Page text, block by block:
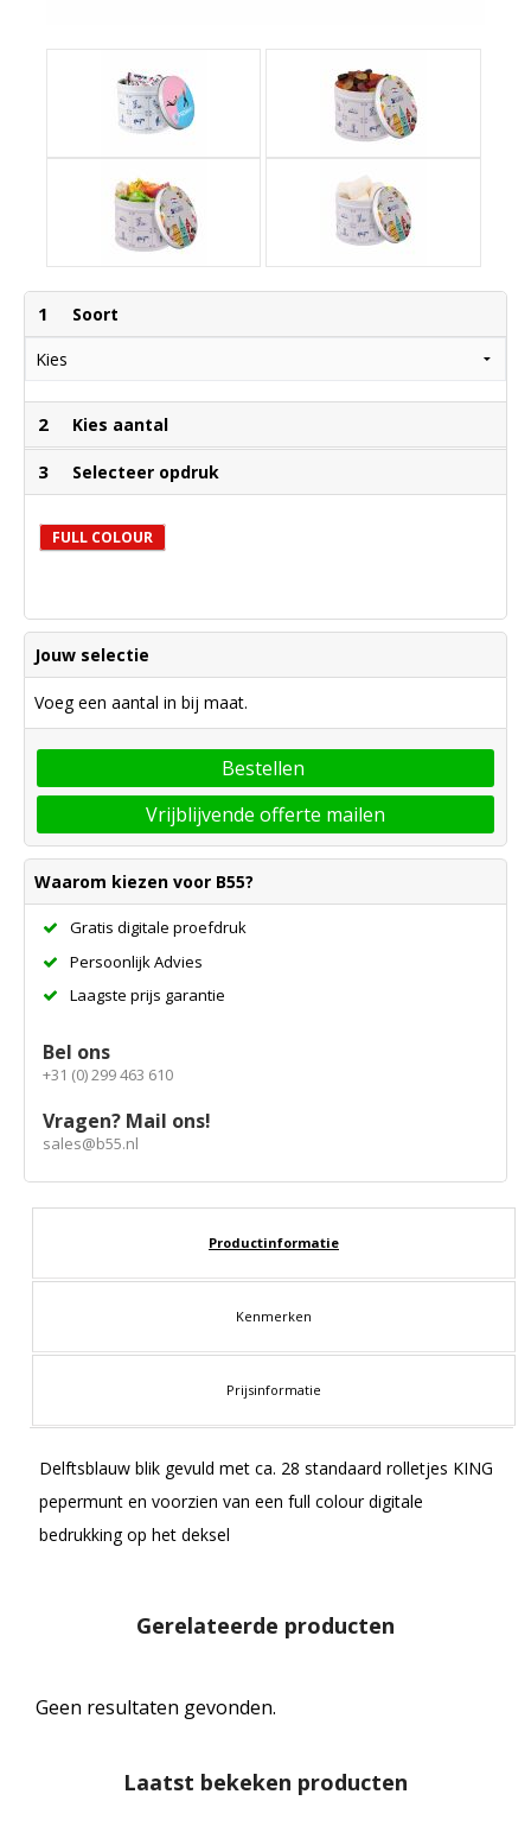
1 Soort
2 Kies aantal
3 Selecteer opdruk
FULL COLOUR
Jouw selectie
Voeg een aantal in bij maat.
Bestellen
Vrijblijvende offerte mailen
Waarom kiezen voor B55?
Gratis digitale proefdruk
Persoonlijk Advies
Laagste prijs garantie
Bel ons
+31 (0) 299 463 610
Vragen? Mail ons!
sales@b55.nl
Productinformatie
Kenmerken
Prijsinformatie
Delftsblauw blik gevuld met ca. 28 standaard rolletjes KING
pepermunt en voorzien van een full colour digitale
bedrukking op het deksel
Gerelateerde producten
Geen resultaten gevonden.
Laatst bekeken producten